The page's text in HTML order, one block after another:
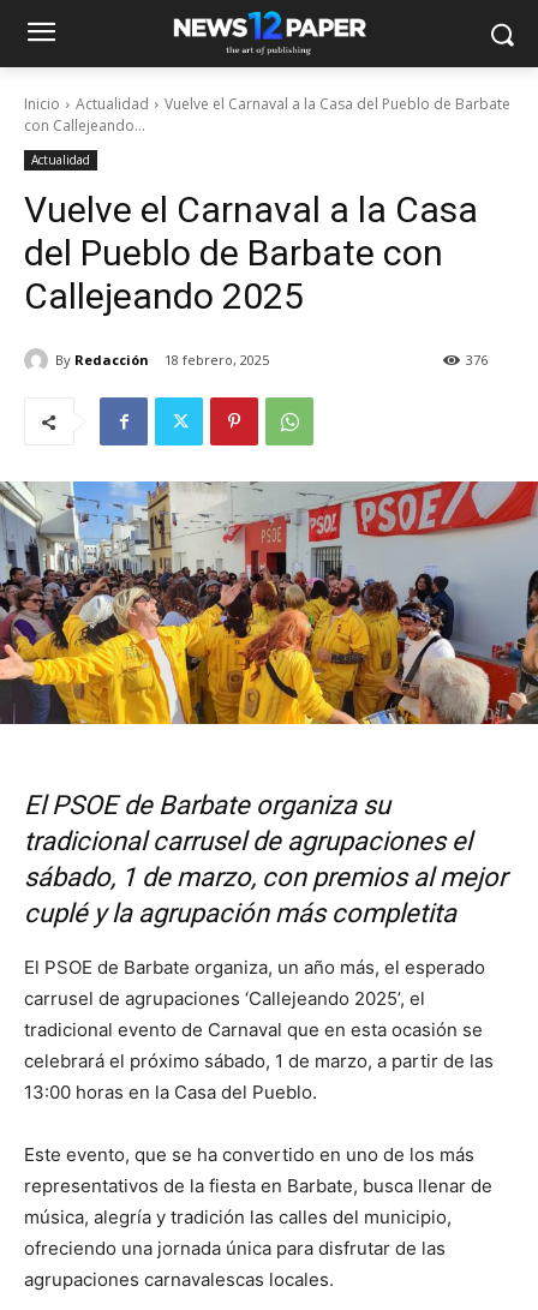
Inicio Actualidad
Vuelve el Carnaval a la Casa del Pueblo de Barbate
con Callejeando...
Actualidad
Vuelve el Carnaval a la Casa
del Pueblo de Barbate con
Callejeando 2025
By Redacción 18 febrero, 2025 376
El PSOE de Barbate organiza su
tradicional carrusel de agrupaciones el
sábado, 1 de marzo, con premios al mejor
cuplé y la agrupación más completita
El PSOE de Barbate organiza, un año más, el esperado
carrusel de agrupaciones ‘Callejeando 2025’, el
tradicional evento de Carnaval que en esta ocasión se
celebrará el próximo sábado, 1 de marzo, a partir de las
13:00 horas en la Casa del Pueblo.
Este evento, que se ha convertido en uno de los más
representativos de la fiesta en Barbate, busca llenar de
música, alegría y tradición las calles del municipio,
ofreciendo una jornada única para disfrutar de las
agrupaciones carnavalescas locales.